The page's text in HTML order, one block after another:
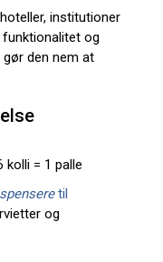
institutioner
og
den nem at
kolli = 1 palle
til
og